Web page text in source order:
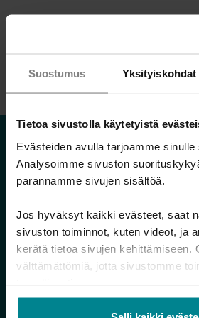
Suostumus Yksityiskohdat
Tietoa sivustolla käytetyistä
Evästeiden avulla tarjoamme sinulle
Analysoimme sivuston
parannamme sivujen sisältöä.
Jos hyväksyt kaikki evästeet, saat
sivuston toiminnot, kuten videot, ja
kerätä tietoa sivujen kehittämiseen.
välttämättömiä, jotta sivustomme
Lue myös